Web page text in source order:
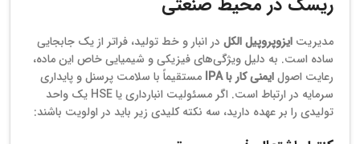
مدیریت ایزوپروپیل الکل در انبار و خط تولید، فراتر از یک جابجایی
ساده است. به دلیل ویژگی‌های فیزیکی و شیمیایی خاص این ماده،
رعایت اصولایمنی کار با IPA
مستقیماً با سلامت پرسنل و پایداری
سرمایه در ارتباط است. اگر مسئولیت انبارداری یا HSE یک واحد
تولیدی را بر عهده دارید، سه نکته کلیدی زیر باید در اولویت باشند: